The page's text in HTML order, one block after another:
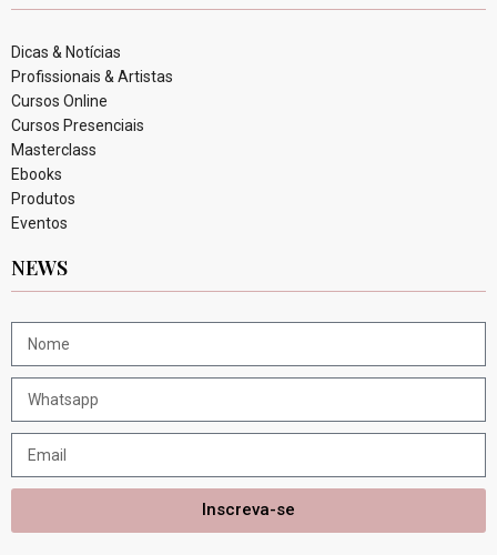
Dicas & Notícias
Profissionais & Artistas
Cursos Online
Cursos Presenciais
Masterclass
Ebooks
Produtos
Eventos
NEWS
Inscreva-se